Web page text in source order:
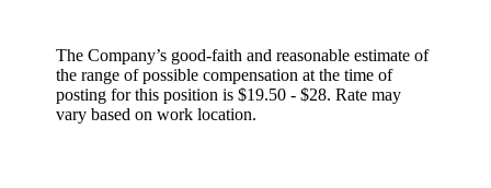
The Company’s good-faith and reasonable estimate of
the range of possible compensation at the time of
posting for this position is $19.50 - $28. Rate may
vary based on work location.